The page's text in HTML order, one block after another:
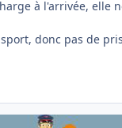
à l'arrivée, elle
donc pas de